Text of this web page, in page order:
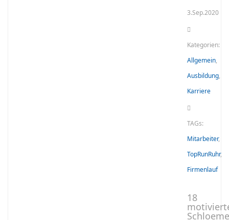
3.Sep.2020
Kategorien:
Allgemein,
Ausbildung,
Karriere
TAGs:
Mitarbeiter,
TopRunRuhr,
Firmenlauf
18